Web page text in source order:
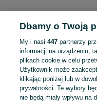
Mapa kategorii
Mapa miejscowości
Mapa ministron
Popularne wyszukiwania
Dbamy o Twoją
My i nasi 447partnerzy
informacji na urządzeniu,
plikach cookie w celu
Użytkownik może
klikając poniżej lub w
prywatności. Te wybory
nie będą miały wpływu na